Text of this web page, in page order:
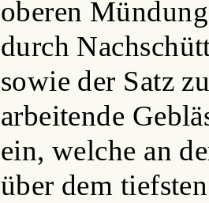
oberen
durch
sowie der Satz
arbeitende
ein, welche an
über dem